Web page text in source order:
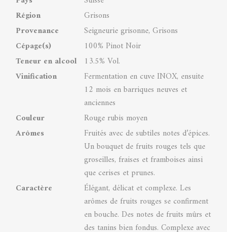
Région
Grisons
Provenance
Seigneurie grisonne, Grisons
Cépage(s)
100% Pinot Noir
Teneur en alcool
13.5% Vol.
Vinification
Fermentation en cuve INOX, ensuite
12 mois en barriques neuves et
anciennes
Couleur
Rouge rubis moyen
Arômes
Fruités avec de subtiles notes d’épices.
Un bouquet de fruits rouges tels que
groseilles, fraises et framboises ainsi
que cerises et prunes.
Caractère
Élégant, délicat et complexe. Les
arômes de fruits rouges se confirment
en bouche. Des notes de fruits mûrs et
des tanins bien fondus. Complexe avec